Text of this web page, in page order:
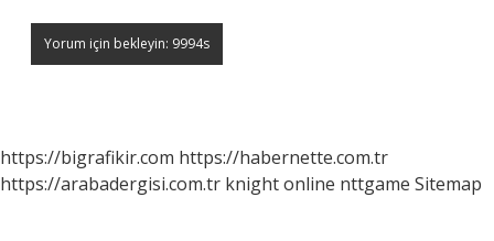
https://bigrafikir.com https://habernette.com.tr
https://arabadergisi.com.tr knight online nttgame Sitemap